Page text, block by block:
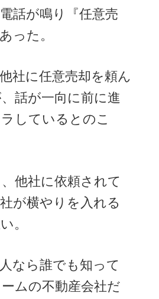
話が鳴り『任意売
った。
社に任意売却を頼ん
話が一向に前に進
しているとのこ
他社に依頼されて
が横やりを入れる
。
なら誰でも知って
ムの不動産会社だ